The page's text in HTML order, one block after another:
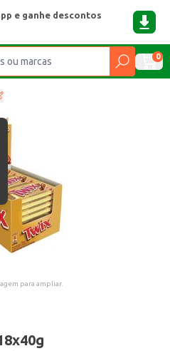
e ganhe descontos
0
para ampliar.